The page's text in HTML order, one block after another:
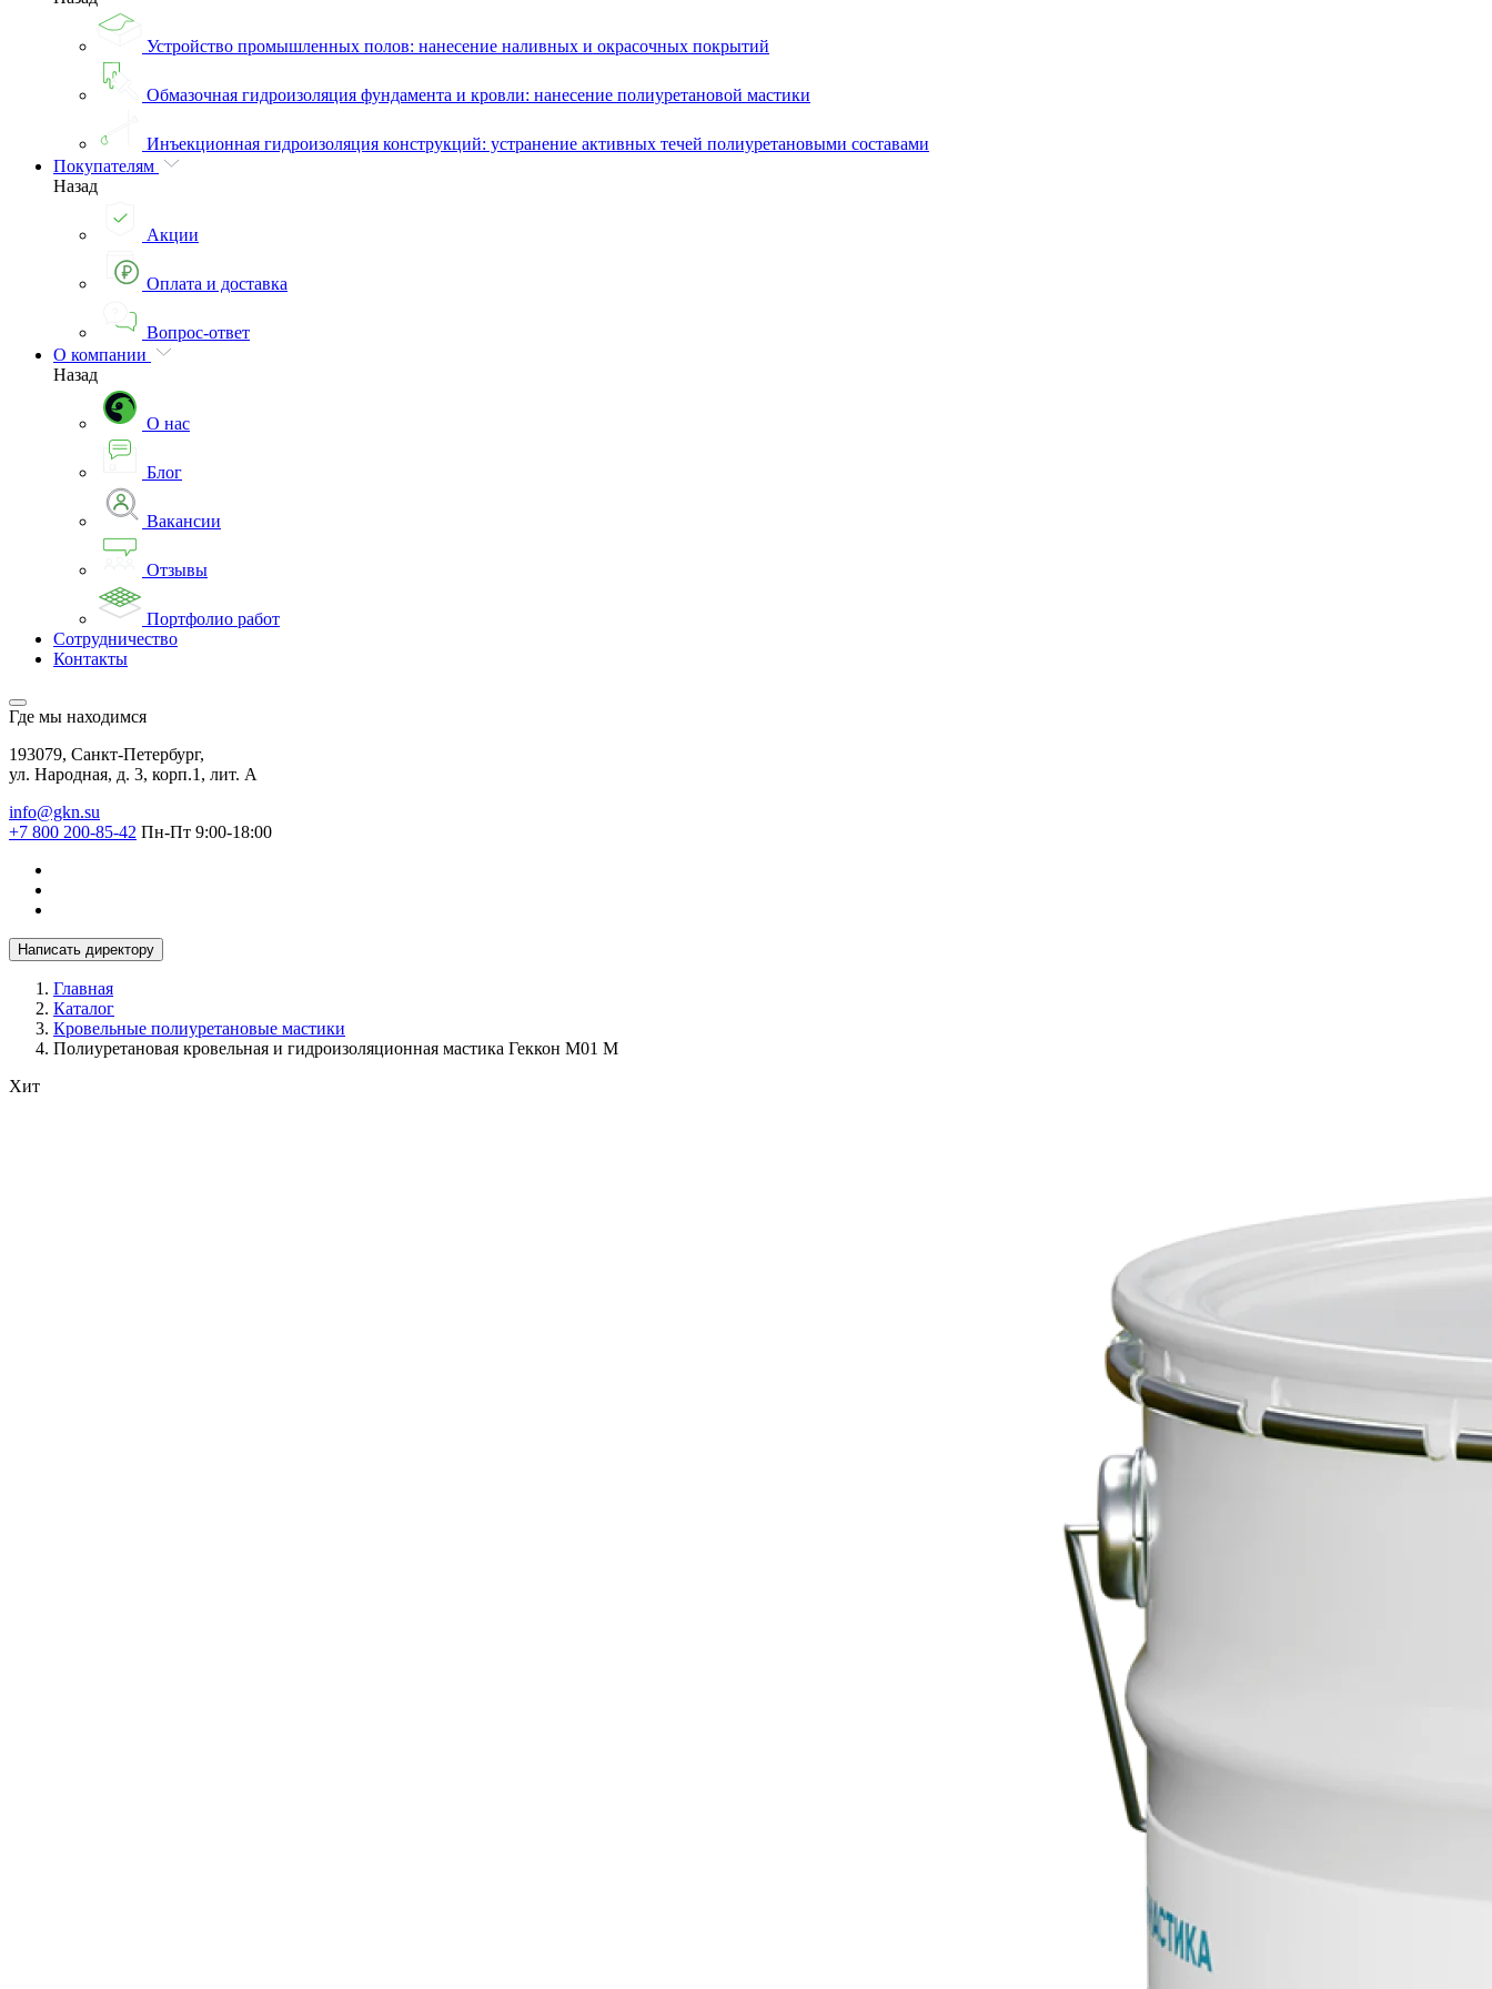
Устройство промышленных полов: нанесение наливных и окрасочных покрытий
Обмазочная гидроизоляция фундамента и кровли: нанесение полиуретановой мастики
Инъекционная гидроизоляция конструкций: устранение активных течей полиуретановыми составами
Покупателям
Назад
Акции
Оплата и доставка
Вопрос-ответ
О компании
Назад
О нас
Блог
Вакансии
Отзывы
Портфолио работ
Сотрудничество
Контакты
Где мы находимся
193079, Санкт-Петербург,
ул. Народная, д. 3, корп.1, лит. А
info@gkn.su
+7 800 200-85-42 Пн-Пт 9:00-18:00
Написать директору
Главная
Каталог
Кровельные полиуретановые мастики
Полиуретановая кровельная и гидроизоляционная мастика Геккон М01 М
Хит